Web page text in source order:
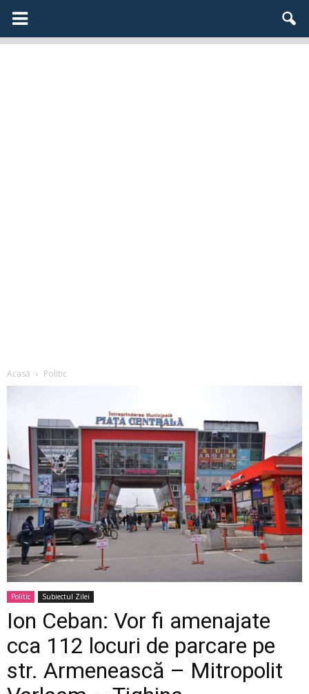
Acasă Politic
Politic Subiectul Zilei
Ion Ceban: Vor fi amenajate
cca 112 locuri de parcare pe
str. Armenească – Mitropolit